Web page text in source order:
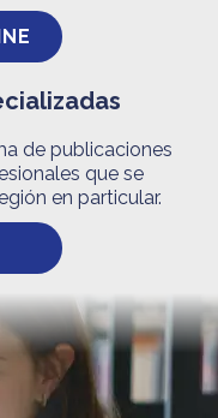
de publicaciones
que se
en particular.